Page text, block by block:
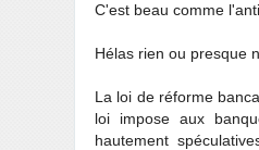
C'est beau comme
Hélas rien ou presque
La loi de réforme
loi impose aux
hautement